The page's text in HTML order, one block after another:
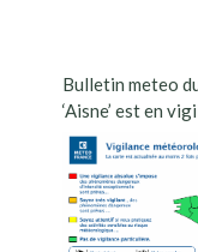
Bulletin meteo
‘Aisne’ est en